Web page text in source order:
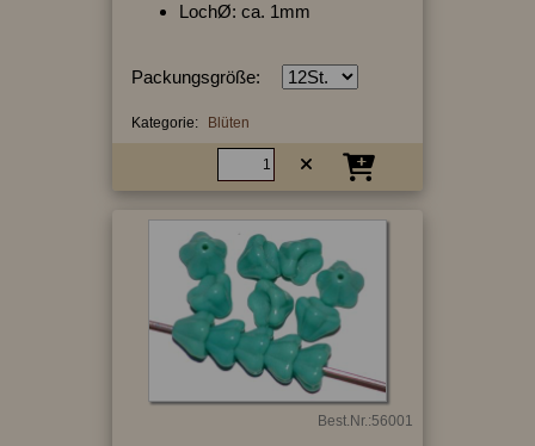
LochØ: ca. 1mm
Packungsgröße:
Kategorie: Blüten
Best.Nr.:56001